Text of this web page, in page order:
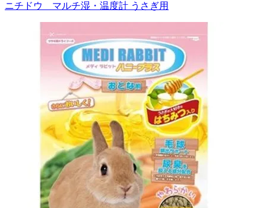
ニチドウ マルチ湿・温度計 うさぎ用